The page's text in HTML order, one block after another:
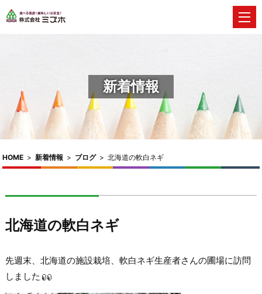
新着情報
HOME > 新着情報 > ブログ> 北海道の軟白ネギ
北海道の軟白ネギ
先週末、北海道の施設栽培、軟白ネギ生産者さんの圃場に訪問
しました